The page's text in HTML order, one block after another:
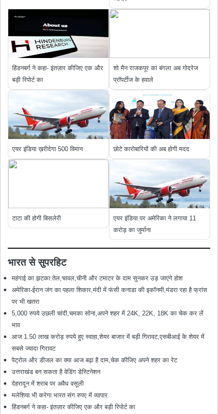
हिंडनबर्ग ने कहा- इंतज़ार कीजिए एक और
बड़ी रिपोर्ट का
शो मैन राजकपूर का बंगला अब गोदरेज
प्रॉपर्टीज के हवाले
एयर इंडिया ख़रीदेगा 500 विमान छोटे कारोबारियों की अब होगी मदद
टाटा की होगी बिसलेरी
एयर इंडिया पर अमेरिका ने लगाया 11
करोड़ का जुर्माना
भारत से सुपरहिट
महंगाई का झटका:तेल,चावल,चीनी और टमाटर के दाम सुनकर उड़ जाएंगे होश
अमेरिका-ईरान जंग का पहला शिकार,मंदी में फंसी कनाडा की इकॉनमी,मंडरा रहा है फ्रांस
पर भी खतरा
5,000 रुपये उछली चांदी,चमका सोना,अपने शहर में 24K, 22K, 18K का चेक कर लें
भाव
आज 1.50 लाख करोड़ रुपये हुए स्‍वाहा,शेयर बाजार में बड़ी गिरावट,एसबीआई के शेयर में
सबसे ज्यादा गिरावट
पेट्रोल और डीजल का क्या आज बढ़ा है दाम,चेक कीजिए अपने शहर का रेट
उत्तराखंड बन सकता है वेडिंग डेस्टिनेशन
देहरादून में शराब पर अवैध वसूली
मलेशिया भी करेगा भारत संग रुपए में व्यापार
हिंडनबर्ग ने कहा- इंतज़ार कीजिए एक और बड़ी रिपोर्ट का